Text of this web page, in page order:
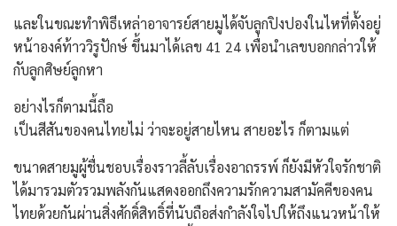
และในขณะทำพิธีเหล่าอาจารย์สายมูได้จับลูกปิงปองในไหที่ตั้งอยู่
หน้าองค์ท้าววิรูปักษ์ ขึ้นมาได้เลข 41 24 เพื่อนำเลขบอกกล่าวให้
กับลูกศิษย์ลูกหา
อย่างไรก็ตามนี้ถือ
เป็นสีสันของคนไทยไม่ ว่าจะอยู่สายไหน สายอะไร ก็ตามแต่
ขนาดสายมูผู้ชื่นชอบเรื่องราวลี้ลับเรื่องอาถรรพ์ ก็ยังมีหัวใจรักชาติ
ได้มารวมตัวรวมพลังกันแสดงออกถึงความรักความสามัคคีของคน
ไทยด้วยกันผ่านสิ่งศักดิ์สิทธิ์ที่นับถือส่งกำลังใจไปให้ถึงแนวหน้าให้